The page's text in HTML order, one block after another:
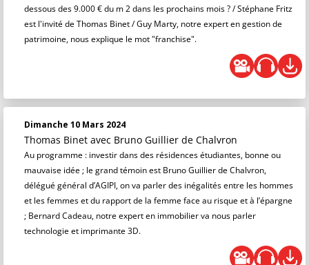
dessous des 9.000 € du m 2 dans les prochains mois ? / Stéphane Fritz
est l'invité de Thomas Binet / Guy Marty, notre expert en gestion de
patrimoine, nous explique le mot "franchise".
Dimanche 10 Mars 2024
Thomas Binet avec Bruno Guillier de Chalvron
Au programme : investir dans des résidences étudiantes, bonne ou
mauvaise idée ; le grand témoin est Bruno Guillier de Chalvron,
délégué général d’AGIPI, on va parler des inégalités entre les hommes
et les femmes et du rapport de la femme face au risque et à l’épargne
; Bernard Cadeau, notre expert en immobilier va nous parler
technologie et imprimante 3D.